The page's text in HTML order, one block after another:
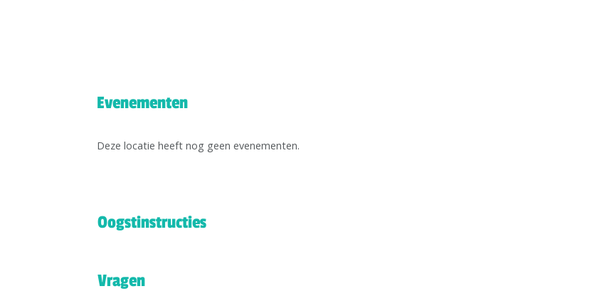
Evenementen
Deze locatie heeft nog geen evenementen.
Oogstinstructies
Vragen